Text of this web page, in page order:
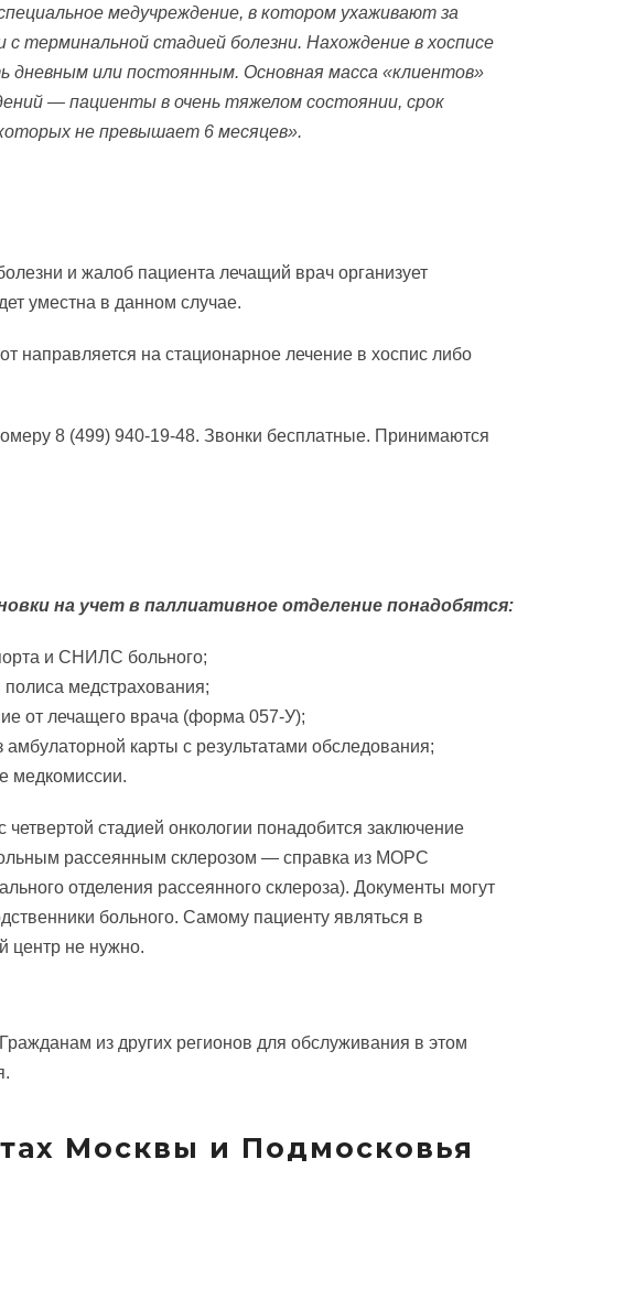
медучреждение, в котором ухаживают за
с терминальной стадией болезни. Нахождение в хосписе
или постоянным. Основная масса «клиентов»
— пациенты в очень тяжелом состоянии, срок
не превышает 6 месяцев».
и жалоб пациента лечащий врач организует
уместна в данном случае.
направляется на стационарное лечение в хоспис либо
8 (499) 940-19-48. Звонки бесплатные. Принимаются
на учет в паллиативное отделение понадобятся:
и СНИЛС больного;
полиса медстрахования;
от лечащего врача (форма 057-У);
амбулаторной карты с результатами обследования;
медкомиссии.
четвертой стадией онкологии понадобится заключение
рассеянным склерозом — справка из МОРС
отделения рассеянного склероза). Документы могут
больного. Самому пациенту являться в
центр не нужно.
из других регионов для обслуживания в этом
Москвы и Подмосковья